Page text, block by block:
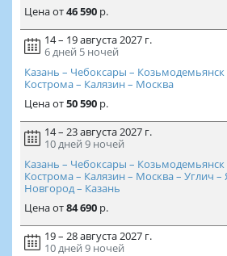
Ценаот46 590р.
14 – 19 августа 2027 г.
6 дней 5 ночей
Казань – Чебоксары – Козьмодемьянск
Кострома – Калязин – Москва
Ценаот50 590р.
14 – 23 августа 2027 г.
10 дней 9 ночей
Казань – Чебоксары – Козьмодемьянск
Кострома – Калязин – Москва – Углич
Новгород – Казань
Ценаот84 690р.
19 – 28 августа 2027 г.
10 дней 9 ночей